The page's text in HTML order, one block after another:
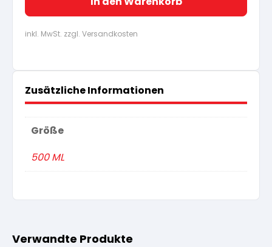
inkl. MwSt. zzgl. Versandkosten
Zusätzliche Informationen
Größe
500 ML
Verwandte Produkte